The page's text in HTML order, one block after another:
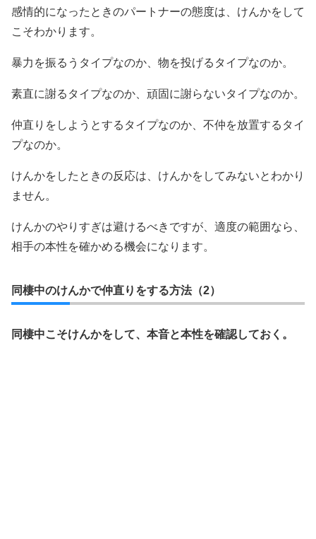
感情的になったときのパートナーの態度は、けんかをして
こそわかります。
暴力を振るうタイプなのか、物を投げるタイプなのか。
素直に謝るタイプなのか、頑固に謝らないタイプなのか。
仲直りをしようとするタイプなのか、不仲を放置するタイ
プなのか。
けんかをしたときの反応は、けんかをしてみないとわかり
ません。
けんかのやりすぎは避けるべきですが、適度の範囲なら、
相手の本性を確かめる機会になります。
同棲中のけんかで仲直りをする方法（2）
同棲中こそけんかをして、本音と本性を確認しておく。